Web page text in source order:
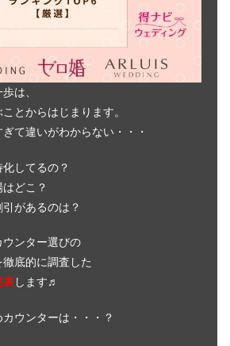
は、
とからはじまります。
て違いがわからない・・・
化してるの？
はどこ？
引があるのは？
ンター選びの
底的に調査した
表します♬
ウンターは・・・？